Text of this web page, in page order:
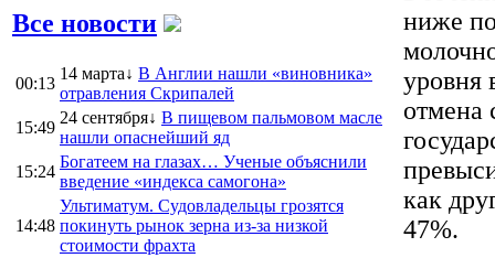
Все новости
00:13
14 марта↓ В Англии нашли «виновника»
отравления Скрипалей
15:49
24 сентября↓ В пищевом пальмовом масле
нашли опаснейший яд
15:24
Богатеем на глазах… Ученые объяснили
введение «индекса самогона»
14:48
Ультиматум. Судовладельцы грозятся
покинуть рынок зерна из-за низкой
стоимости фрахта
ниже
уровня
отмена
как
47%.